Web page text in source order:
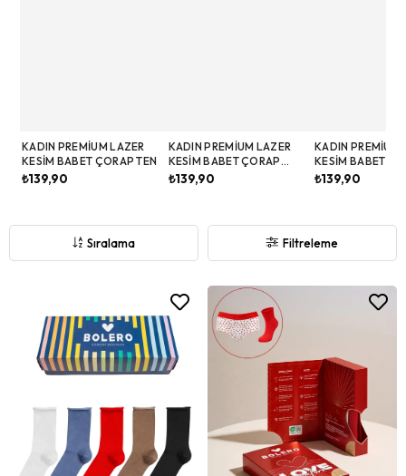
KADIN PREMIUM LAZER
KESIM BABET ÇORAP TEN
₺139,90
KADIN PREMIUM LAZER
KESIM BABET ÇORAP
SIYAH
₺139,90
KADIN PREMIUM
KESIM BABET
BEYAZ
₺139,90
Filtreleme
Sıralama